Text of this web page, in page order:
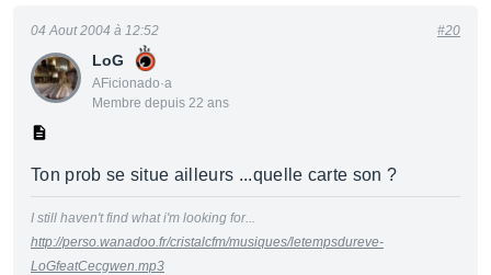
LoG
AFicionado·a
Membre depuis 22 ans
04 Aout 2004 à 12:52 #20
Ton prob se situe ailleurs ...quelle carte son ?
I still haven't find what i'm looking for...
http://perso.wanadoo.fr/cristalcfm/musiques/letempsdureve-
LoGfeatCecgwen.mp3